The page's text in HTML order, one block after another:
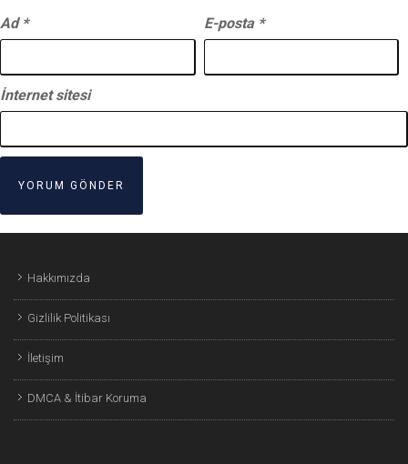
Ad * E-posta *
İnternet sitesi
Hakkımızda
Gizlilik Politikası
İletişim
DMCA & İtibar Koruma